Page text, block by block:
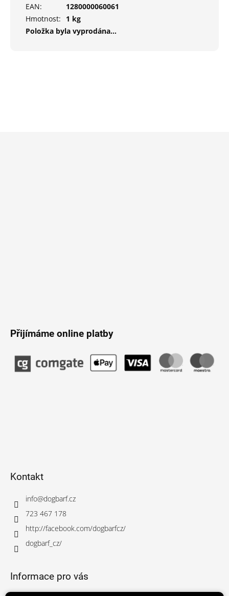
EAN:
1280000060061
Hmotnost:
1 kg
Položka byla vyprodána…
Přijímáme online platby
Kontakt
info@dogbarf.cz
723 467 178
http://facebook.com/dogbarfcz/
dogbarf_cz/
Informace pro vás